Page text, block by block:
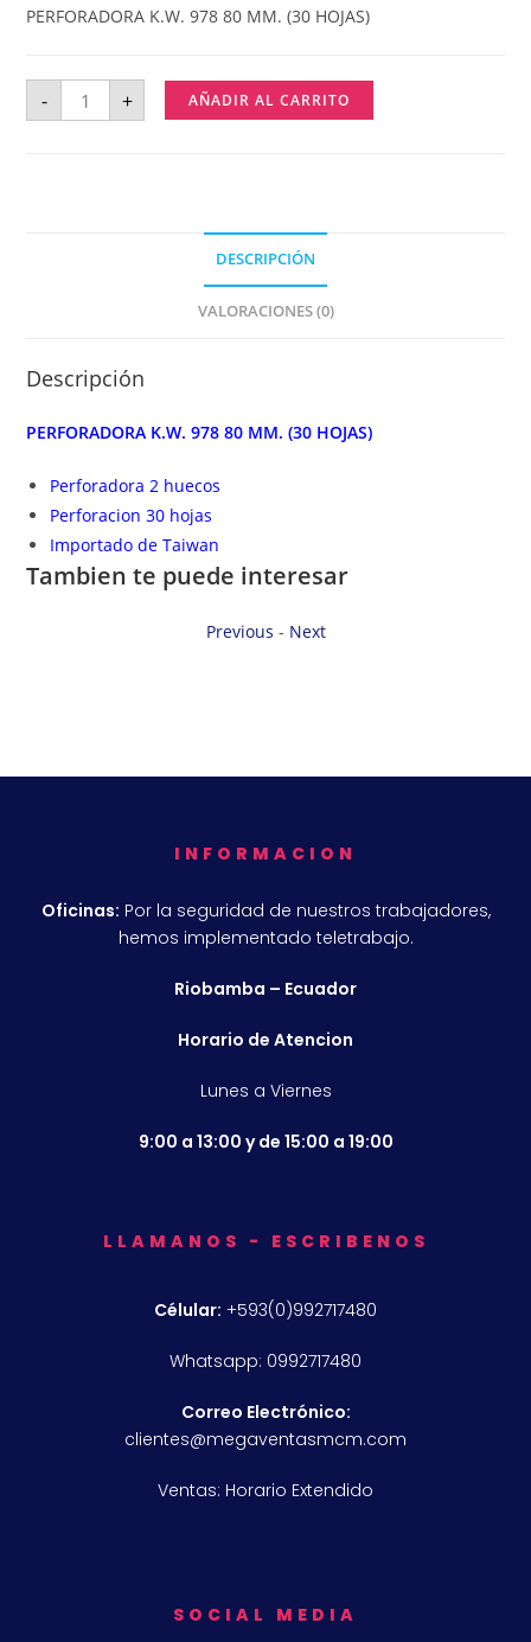
PERFORADORA K.W. 978 80 MM. (30 HOJAS)
- + AÑADIR AL CARRITO
DESCRIPCIÓN
VALORACIONES (0)
Descripción
PERFORADORA K.W. 978 80 MM. (30 HOJAS)
Perforadora 2 huecos
Perforacion 30 hojas
Importado de Taiwan
Tambien te puede interesar
Previous - Next
INFORMACION
Oficinas: Por la seguridad de nuestros trabajadores,
hemos implementado teletrabajo.
Riobamba – Ecuador
Horario de Atencion
Lunes a Viernes
9:00 a 13:00 y de 15:00 a 19:00
LLAMANOS - ESCRIBENOS
Célular: +593(0)992717480
Whatsapp: 0992717480
Correo Electrónico:
clientes@megaventasmcm.com
Ventas: Horario Extendido
SOCIAL MEDIA